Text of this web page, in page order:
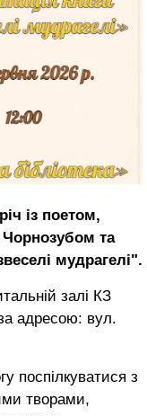
із поетом,
та
мудрагелі".
залі КЗ
адресою: вул.
поспілкуватися з
творами,